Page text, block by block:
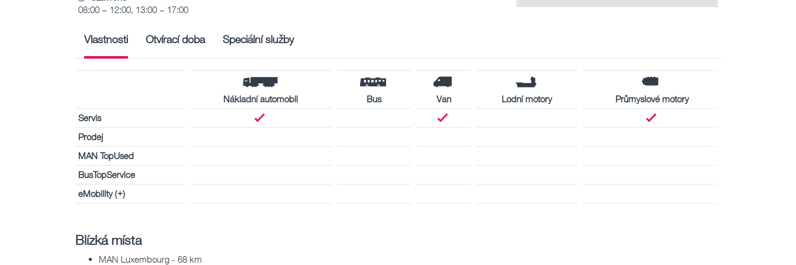
08:00 – 12:00, 13:00 – 17:00
Vlastnosti Otvírací doba Speciální služby
Nákladní automobil Bus Van Lodní motory
Průmyslové motory
Servis
Prodej
MAN TopUsed
BusTopService
eMobility (+)
Blízká místa
MAN Luxembourg - 68 km